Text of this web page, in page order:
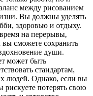
между рисованием
Вы должны уделять
здоровью и отдыху.
на перерывы,
сможете сохранить
души.
может быть
стандартам,
людей. Однако, если вы
рискуете потерять свою